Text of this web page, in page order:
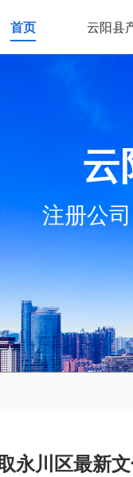
首页 云阳县
云
注册公
永川区最新